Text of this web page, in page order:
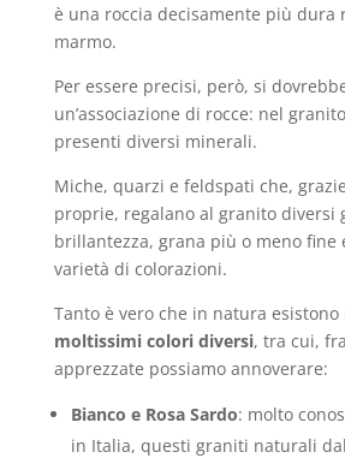
è una roccia decisamente più dura
marmo.
Per essere precisi, però, si
un’associazione di rocce: nel
presenti diversi minerali.
Miche, quarzi e feldspati che,
proprie, regalano al granito diversi
brillantezza, grana più o meno fine
varietà di colorazioni.
Tanto è vero che in natura esistono
moltissimi colori diversi, tra cui,
apprezzate possiamo annoverare:
Bianco e Rosa Sardo: molto
in Italia, questi graniti naturali